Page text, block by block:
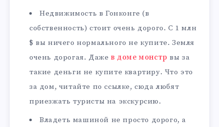
Недвижимость в Гонконге (в
собственность) стоит очень дорого. С 1 млн
$ вы ничего нормального не купите. Земля
очень дорогая. Даже в доме монстр вы за
такие деньги не купите квартиру. Что это
за дом, читайте по ссылке, сюда любят
приезжать туристы на экскурсию.
Владеть машиной не просто дорого, а